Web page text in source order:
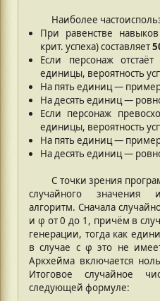
Наиболее
При равенстве
крит. успеха) составляет
Если персонаж
единицы, вероятность
На пять единиц —
На десять единиц —
Если персонаж
единицы, вероятность
На пять единиц —
На десять единиц —
С точки зрения
случайного значения
алгоритм. Сначала
и φ от 0 до 1, причём в
генерации, тогда как
в случае с φ это не
Аркхейма включается
Итоговое случайное
следующей формуле: